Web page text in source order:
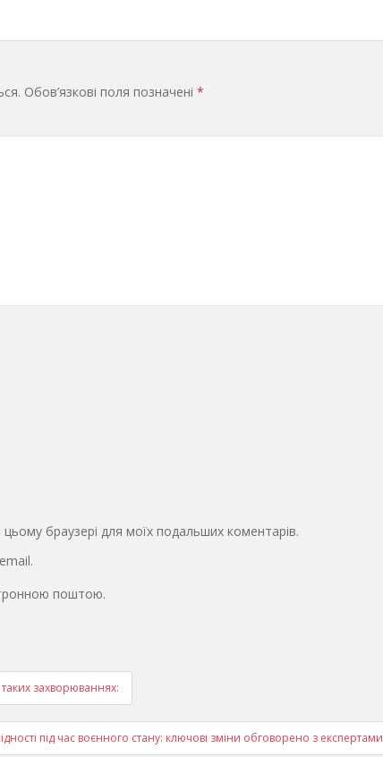
Обов’язкові поля позначені *
браузері для моїх подальших коментарів.
поштою.
захворюваннях:
під час воєнного стану: ключові зміни обговорено з експертами